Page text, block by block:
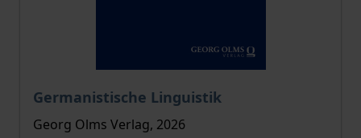
Germanistische Linguistik
Der Preis dieses Titels richtet sich nach der
Georg Olms Verlag, 2026